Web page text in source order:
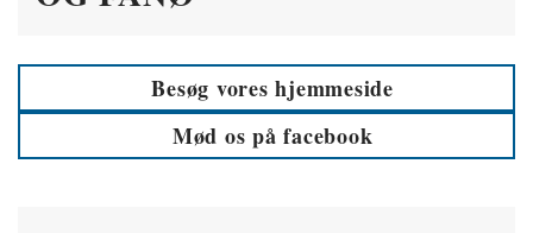
Besøg vores hjemmeside
Mød os på facebook